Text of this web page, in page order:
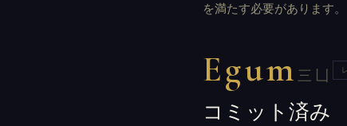
を満たす必要があります。
Egum 三凵
コミット済み